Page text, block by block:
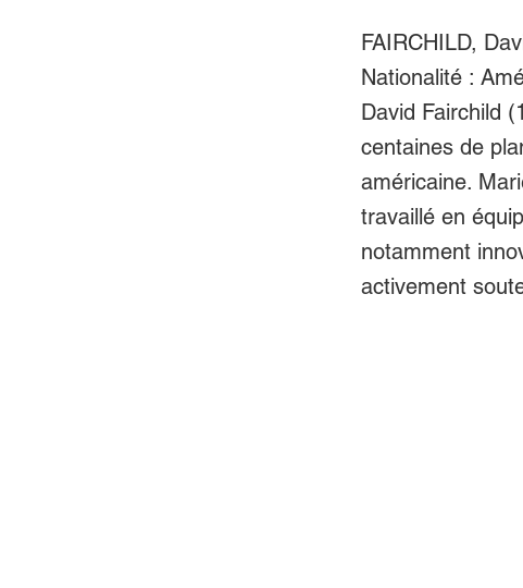
FAIRCHILD,
Nationalité :
David Fairchild
centaines de
américaine.
travaillé en
notamment
activement